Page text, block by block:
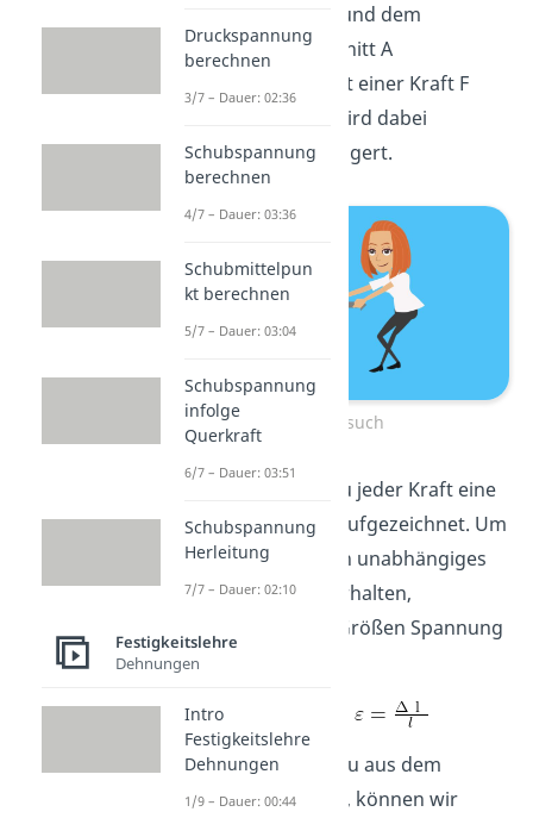
definierter Länge L und dem
bekannten Querschnitt A
eingespannt und mit einer Kraft F
belastet. Die Kraft wird dabei
kontinuierlich gesteigert.
Zugversuch
Parallel dazu wird zu jeder Kraft eine
Längenänderung
aufgezeichnet. Um
nun ein geometrisch unabhängiges
Materialgesetz zu erhalten,
verwenden wir die Größen Spannung
und Dehnung mit
Mit den Daten, die du aus dem
Zugversuch erhältst, können wir
Druckspannung
berechnen
3/7 – Dauer: 02:36
Schubspannung
berechnen
4/7 – Dauer: 03:36
Schubmittelpun
kt berechnen
5/7 – Dauer: 03:04
Schubspannung
infolge
Querkraft
6/7 – Dauer: 03:51
Schubspannung
Herleitung
7/7 – Dauer: 02:10
Festigkeitslehre
Dehnungen
Intro
Festigkeitslehre
Dehnungen
1/9 – Dauer: 00:44